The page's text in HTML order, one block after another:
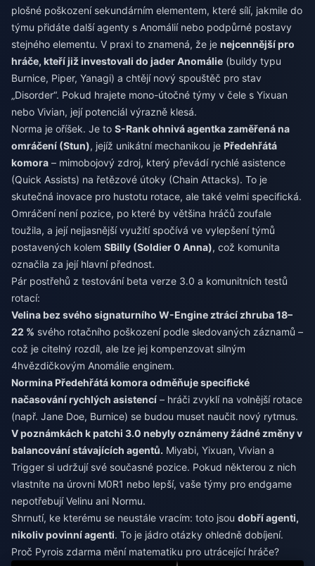
plošné poškození sekundárním elementem, které sílí, jakmile do
týmu přidáte další agenty s Anomálií nebo podpůrné postavy
stejného elementu. V praxi to znamená, že je nejcennější pro
hráče, kteří již investovali do jader Anomálie (buildy typu
Burnice, Piper, Yanagi) a chtějí nový spouštěč pro stav
„Disorder“. Pokud hrajete mono-útočné týmy v čele s Yixuan
nebo Vivian, její potenciál výrazně klesá.
Norma je oříšek. Je to S-Rank ohnivá agentka zaměřená na
omráčení (Stun), jejíž unikátní mechanikou je Předehřátá
komora – mimobojový zdroj, který převádí rychlé asistence
(Quick Assists) na řetězové útoky (Chain Attacks). To je
skutečná inovace pro hustotu rotace, ale také velmi specifická.
Omráčení není pozice, po které by většina hráčů zoufale
toužila, a její nejjasnější využití spočívá ve vylepšení týmů
postavených kolem SBilly (Soldier 0 Anna), což komunita
označila za její hlavní přednost.
Pár postřehů z testování beta verze 3.0 a komunitních testů
rotací:
Velina bez svého signaturního W-Engine ztrácí zhruba 18–
22 % svého rotačního poškození podle sledovaných záznamů –
což je citelný rozdíl, ale lze jej kompenzovat silným
4hvězdičkovým Anomálie enginem.
Normina Předehřátá komora odměňuje specifické
načasování rychlých asistencí – hráči zvyklí na volnější rotace
(např. Jane Doe, Burnice) se budou muset naučit nový rytmus.
V poznámkách k patchi 3.0 nebyly oznámeny žádné změny v
balancování stávajících agentů. Miyabi, Yixuan, Vivian a
Trigger si udržují své současné pozice. Pokud některou z nich
vlastníte na úrovni M0R1 nebo lepší, vaše týmy pro endgame
nepotřebují Velinu ani Normu.
Shrnutí, ke kterému se neustále vracím: toto jsou dobří agenti,
nikoliv povinní agenti. To je jádro otázky ohledně dobíjení.
Proč Pyrois zdarma mění matematiku pro utrácející hráče?